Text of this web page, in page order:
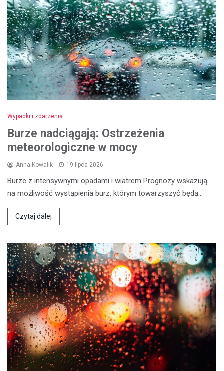
Wypadki i zdarzenia
Burze nadciągają: Ostrzeżenia
meteorologiczne w mocy
Anna Kowalik 19 lipca 2026
Burze z intensywnymi opadami i wiatrem Prognozy wskazują
na możliwość wystąpienia burz, którym towarzyszyć będą…
Czytaj dalej